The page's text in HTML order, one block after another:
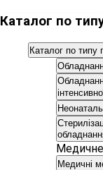
Каталог по
Каталог по типу
Медичні